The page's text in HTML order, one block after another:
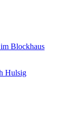
Blockhaus
Hulsig